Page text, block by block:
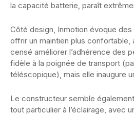
la capacité batterie, paraît
Côté design, Inmotion évoque
offrir un maintien plus confortable,
censé améliorer l’adhérence des
fidèle à la poignée de transport
téléscopique), mais elle inaugure
Le constructeur semble
tout particulier à l’éclairage, avec